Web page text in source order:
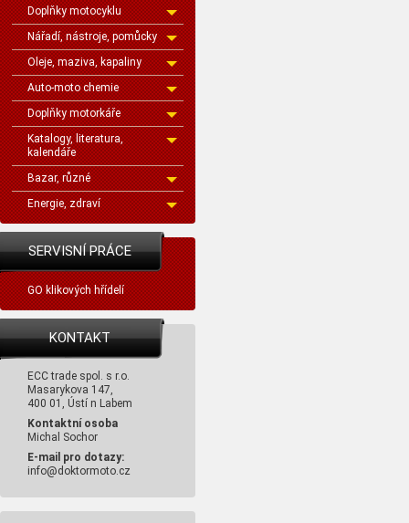
Doplňky motocyklu
Nářadí, nástroje, pomůcky
Oleje, maziva, kapaliny
Auto-moto chemie
Doplňky motorkáře
Katalogy, literatura,
kalendáře
Bazar, různé
Energie, zdraví
SERVISNÍ PRÁCE
GO klikových hřídelí
KONTAKT
ECC trade spol. s r.o.
Masarykova 147,
400 01, Ústí n Labem
Kontaktní osoba
Michal Sochor
E-mail pro dotazy:
info@doktormoto.cz